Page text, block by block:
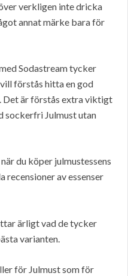
verkligen inte dricka
annat märke bara för
Sodastream tycker
förstås hitta en god
Det är förstås extra viktigt
sockerfri Julmust utan
du köper julmustessens
recensioner av essenser
ärligt vad de tycker
varianten.
för Julmust som för